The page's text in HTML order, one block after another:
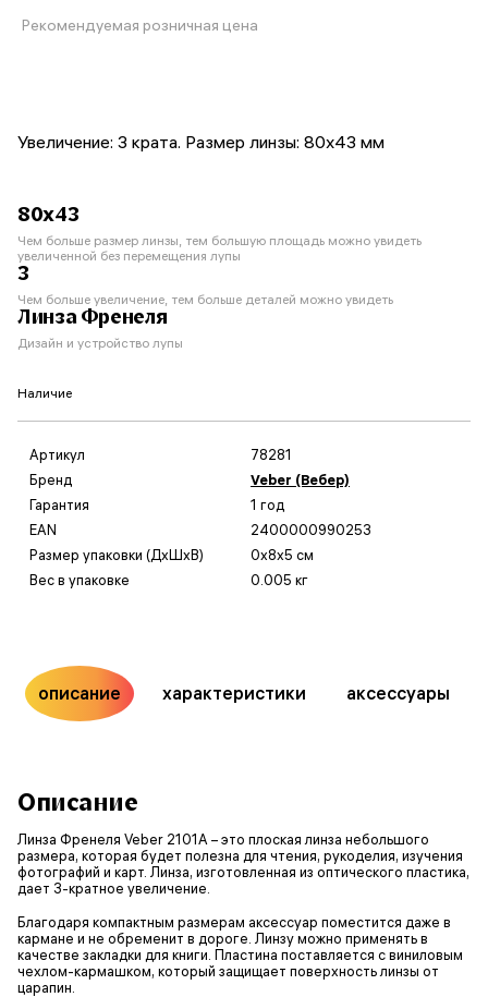
Рекомендуемая розничная цена
Увеличение: 3 крата. Размер линзы: 80х43 мм
80x43
Чем больше размер линзы, тем большую площадь можно увидеть
увеличенной без перемещения лупы
3
Чем больше увеличение, тем больше деталей можно увидеть
Линза Френеля
Дизайн и устройство лупы
Наличие
Артикул
78281
Бренд
Veber (Вебер)
Гарантия
1 год
EAN
2400000990253
Размер упаковки (ДxШxВ)
0x8x5 см
Вес в упаковке
0.005 кг
описание характеристики аксессуары
Описание
Линза Френеля Veber 2101А – это плоская линза небольшого
размера, которая будет полезна для чтения, рукоделия, изучения
фотографий и карт. Линза, изготовленная из оптического пластика,
дает 3-кратное увеличение.
Благодаря компактным размерам аксессуар поместится даже в
кармане и не обременит в дороге. Линзу можно применять в
качестве закладки для книги. Пластина поставляется с виниловым
чехлом-кармашком, который защищает поверхность линзы от
царапин.